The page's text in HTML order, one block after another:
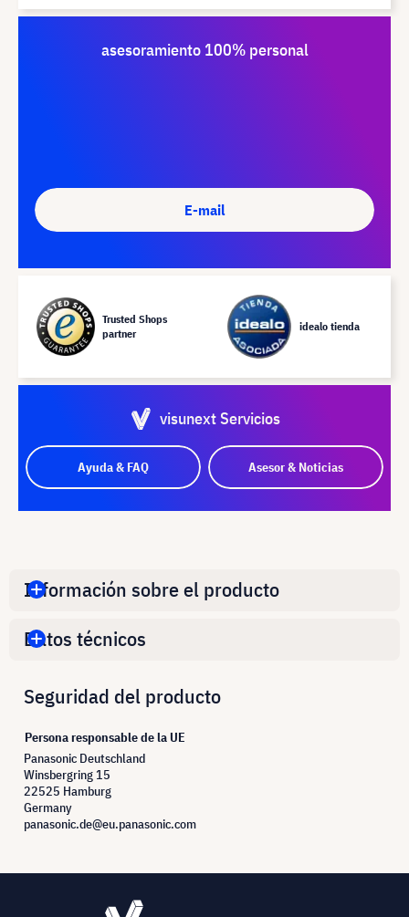
asesoramiento 100% personal
E-mail
Trusted Shops
partner
idealo tienda
visunext Servicios
Ayuda & FAQ Asesor & Noticias
Información sobre el producto
Datos técnicos
Seguridad del producto
Persona responsable de la UE
Panasonic Deutschland
Winsbergring 15
22525 Hamburg
Germany
panasonic.de@eu.panasonic.com